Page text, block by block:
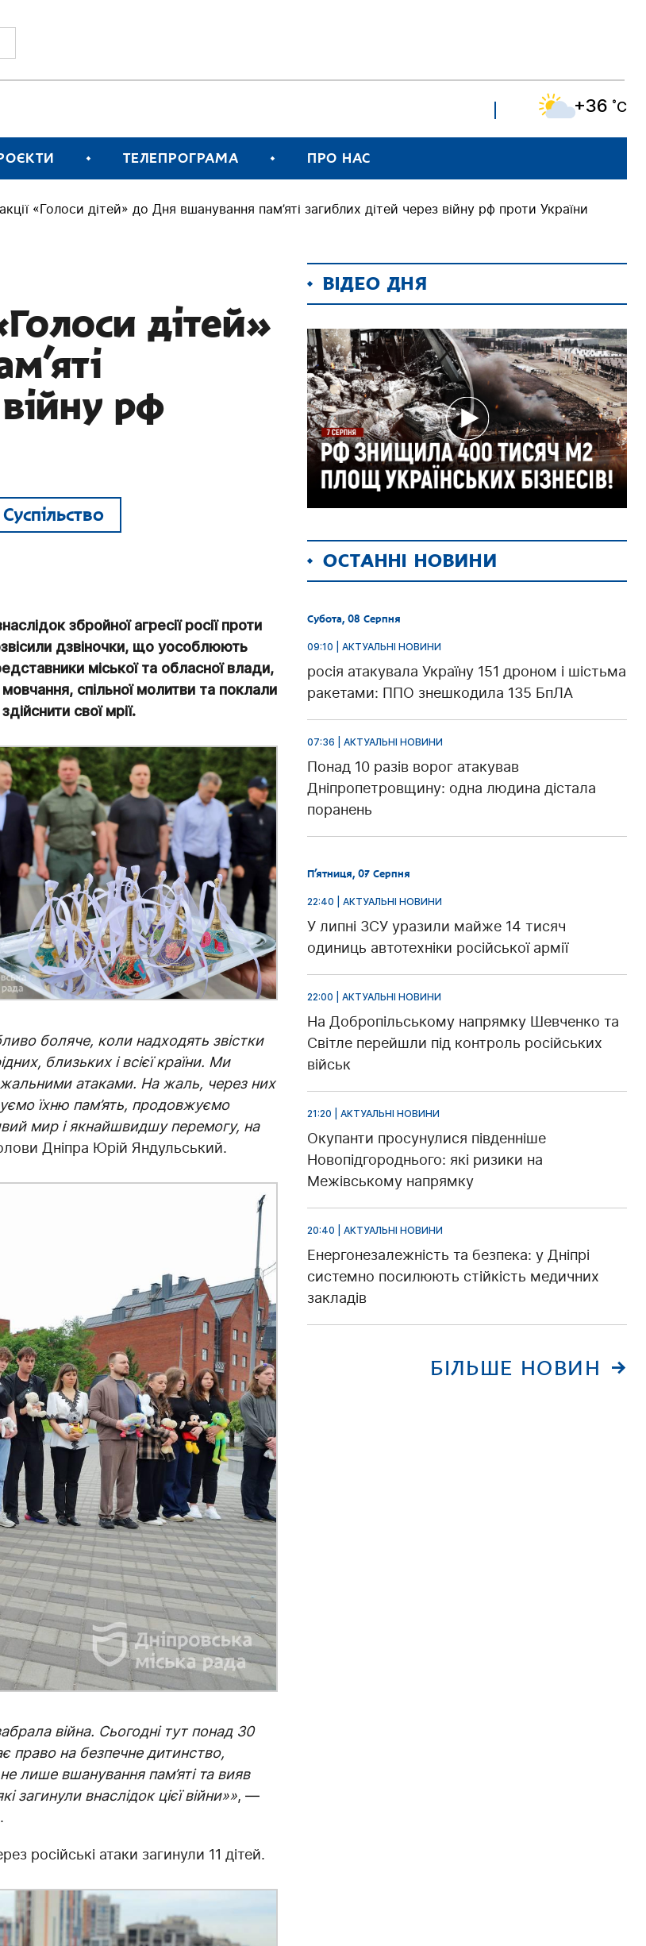
+36 ˚C
ТЕЛЕПРОГРАМА ПРО НАС
«Голоси дітей» до Дня вшанування пам’яті загиблих дітей через війну рф проти України
дітей»
рф
Суспільство
збройної агресії росії проти
дзвіночки, що уособлюють
міської та обласної влади,
спільної молитви та поклали
свої мрії.
боляче, коли надходять звістки
близьких і всієї країни. Ми
атаками. На жаль, через них
їхню пам’ять, продовжуємо
мир і якнайшвидшу перемогу, на
Дніпра Юрій Яндульський.
війна. Сьогодні тут понад 30
право на безпечне дитинство,
лише вшанування пам’яті та вияв
загинули внаслідок цієї війни»», —
російські атаки загинули 11 дітей.
ВІДЕО ДНЯ
ОСТАННІ НОВИНИ
Субота, 08 Серпня
09:10 | АКТУАЛЬНІ НОВИНИ
росія атакувала Україну 151 дроном і шістьма
ракетами: ППО знешкодила 135 БпЛА
07:36 | АКТУАЛЬНІ НОВИНИ
Понад 10 разів ворог атакував
Дніпропетровщину: одна людина дістала
поранень
П’ятниця, 07 Серпня
22:40 | АКТУАЛЬНІ НОВИНИ
У липні ЗСУ уразили майже 14 тисяч
одиниць автотехніки російської армії
22:00 | АКТУАЛЬНІ НОВИНИ
На Добропільському напрямку Шевченко та
Світле перейшли під контроль російських
військ
21:20 | АКТУАЛЬНІ НОВИНИ
Окупанти просунулися південніше
Новопідгороднього: які ризики на
Межівському напрямку
20:40 | АКТУАЛЬНІ НОВИНИ
Енергонезалежність та безпека: у Дніпрі
системно посилюють стійкість медичних
закладів
БІЛЬШЕ НОВИН